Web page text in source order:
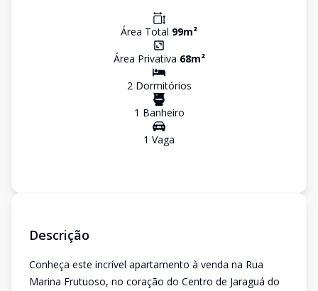
Área Total 99m²
Área Privativa 68m²
2Dormitórios
1 Banheiro
1 Vaga
Descrição
Conheça este incrível apartamento à venda na Rua
Marina Frutuoso, no coração do Centro de Jaraguá do